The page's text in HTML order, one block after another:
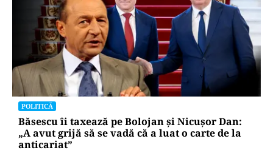
POLITICĂ
Băsescu îi taxează pe Bolojan și Nicușor Dan:
„A avut grijă să se vadă că a luat o carte de la
anticariat”